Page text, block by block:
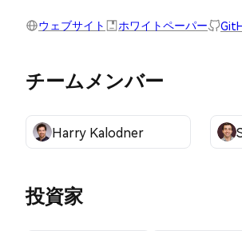
ウェブサイト ホワイトペーパー
チームメンバー
Harry Kalodner
投資家